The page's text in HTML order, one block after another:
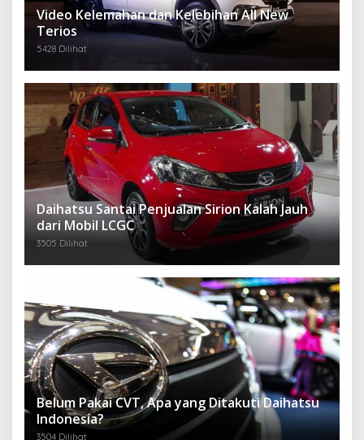
Video Kelemahan dan Kelebihan All New
Terios
5428 Dilihat
Daihatsu Santai Penjualan Sirion Kalah Jauh
dari Mobil LCGC
3505 Dilihat
Belum Pakai CVT, Apa yang Ditakuti Daihatsu
Indonesia?
3504 Dilihat